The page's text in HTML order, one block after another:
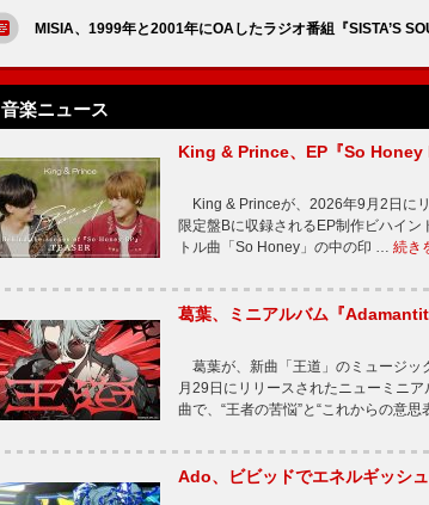
MISIA、1999年と2001年にOAしたラジオ番組『SISTA’S
音楽ニュース
King & Prince、EP『So Honey
King & Princeが、2026年9月2日に
限定盤Bに収録されるEP制作ビハイ
トル曲「So Honey」の中の印 … 続き
葛葉、ミニアルバム『
葛葉が、新曲「王道」のミュージ
月29日にリリースされたニューミニ
曲で、“王者の苦悩”と“これからの意
Ado、ビビッドでエネルギッシ